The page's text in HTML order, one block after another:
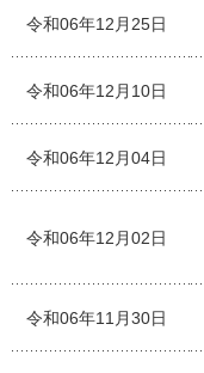
令和06年12月25日
令和06年12月10日
令和06年12月04日
令和06年12月02日
令和06年11月30日